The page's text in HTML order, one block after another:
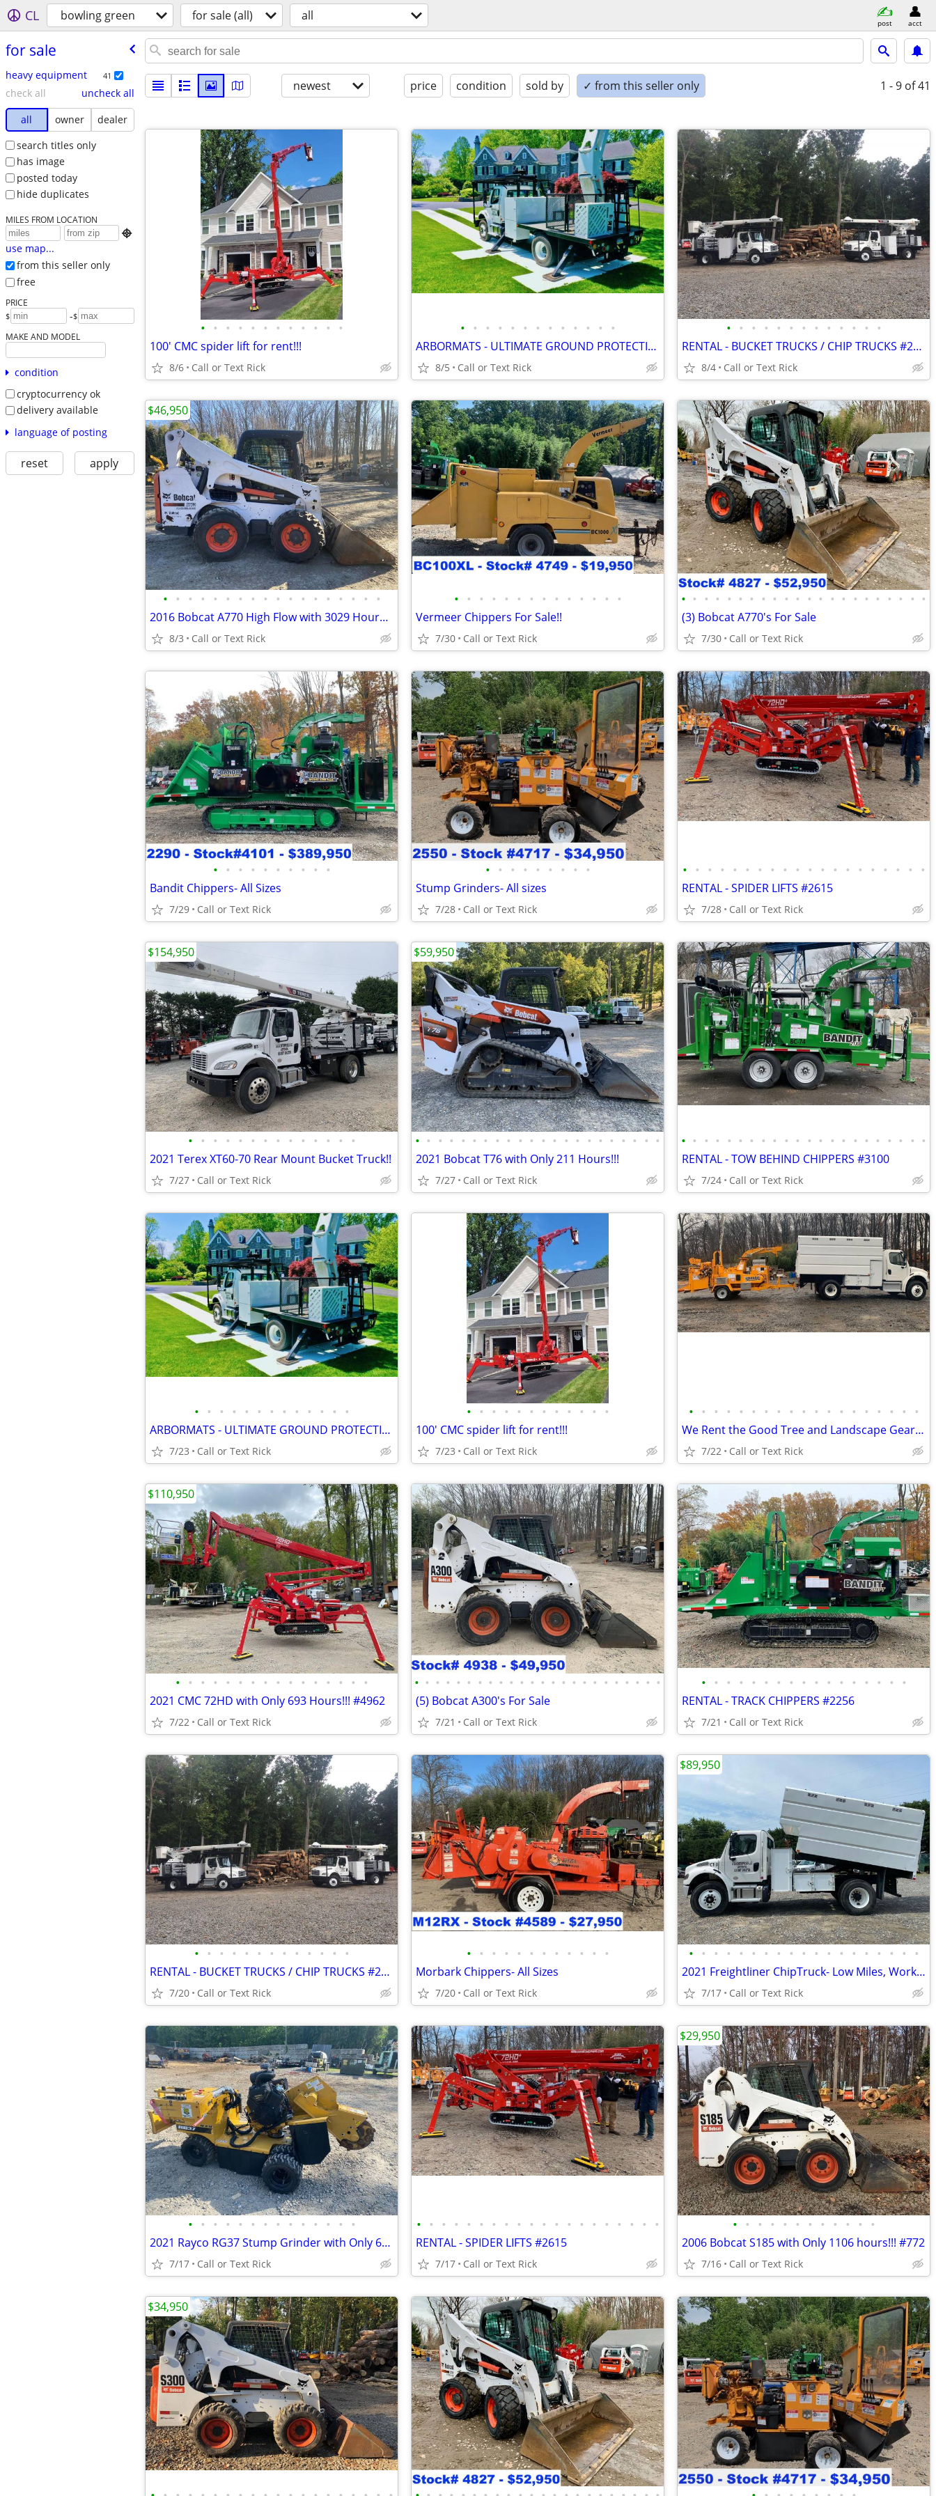
CL bowling green for sale (all) all post acct
for sale
heavy equipment 41
check all
uncheck all
all
owner
dealer
search titles only
has image
posted today
hide duplicates
MILES FROM LOCATION

use map...
from this seller only
free
PRICE
$ -$
MAKE AND MODEL
condition
cryptocurrency ok
delivery available
language of posting
reset apply
newest price condition sold by ✓ from this seller only 1 - 9 of 41
• • • • • • • • • • • •
100' CMC spider lift for rent!!!
8/6 Call or Text Rick
• • • • • • • • • • • • •
ARBORMATS - ULTIMATE GROUND PROTECTION #2997
8/5 Call or Text Rick
• • • • • • • • • • • • •
RENTAL - BUCKET TRUCKS / CHIP TRUCKS #2349
8/4 Call or Text Rick
• • • • • • • • • • • • • • • • • •
2016 Bobcat A770 High Flow with 3029 Hours !!! #4964
8/3 Call or Text Rick
$46,950
• • • • • • • • • • • • • •
Vermeer Chippers For Sale!!
7/30 Call or Text Rick
• • • • • • • • • • • • • • • • • • • • • •
(3) Bobcat A770's For Sale
7/30 Call or Text Rick
• • • • • • • • • •
Bandit Chippers- All Sizes
7/29 Call or Text Rick
• • • • • • • • •
Stump Grinders- All sizes
7/28 Call or Text Rick
• • • • • • • • • • • • • • • • • • • •
RENTAL - SPIDER LIFTS #2615
7/28 Call or Text Rick
• • • • • • • • • • • • • •
2021 Terex XT60-70 Rear Mount Bucket Truck!!
7/27 Call or Text Rick
$154,950
• • • • • • • • • • • • • • • • • • • • • •
2021 Bobcat T76 with Only 211 Hours!!!
7/27 Call or Text Rick
$59,950
• • • • • • • • • • • • • • • • • • • • • •
RENTAL - TOW BEHIND CHIPPERS #3100
7/24 Call or Text Rick
• • • • • • • • • • • • •
ARBORMATS - ULTIMATE GROUND PROTECTION #2997
7/23 Call or Text Rick
• • • • • • • • • • • •
100' CMC spider lift for rent!!!
7/23 Call or Text Rick
• • • • • • • • • • • • • • • • • • •
We Rent the Good Tree and Landscape Gear NO ONE Else Does
7/22 Call or Text Rick
• • • • • • • • • • • • • • • •
2021 CMC 72HD with Only 693 Hours!!! #4962
7/22 Call or Text Rick
$110,950
• • • • • • • • • • • • • • • • • • • • • • • •
(5) Bobcat A300's For Sale
7/21 Call or Text Rick
• • • • • • • • • • • • • • • • •
RENTAL - TRACK CHIPPERS #2256
7/21 Call or Text Rick
• • • • • • • • • • • • •
RENTAL - BUCKET TRUCKS / CHIP TRUCKS #2349
7/20 Call or Text Rick
• • • • • • • • • • • •
Morbark Chippers- All Sizes
7/20 Call or Text Rick
• • • • • • • • • • • • • • • • • • •
2021 Freightliner ChipTruck- Low Miles, Work Ready!! #4967
7/17 Call or Text Rick
$89,950
• • • • • • • • • • • • • •
2021 Rayco RG37 Stump Grinder with Only 604 Hours!!! #4965
7/17 Call or Text Rick
• • • • • • • • • • • • • • • • • • • •
RENTAL - SPIDER LIFTS #2615
7/17 Call or Text Rick
• • • • • • • • • • • •
2006 Bobcat S185 with Only 1106 hours!!! #772
7/16 Call or Text Rick
$29,950
$34,950